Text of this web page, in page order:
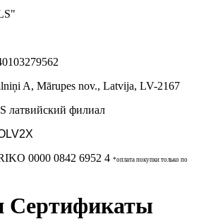
A, Mārupes nov., Latvija, LV-2167
латвийский филиал
0000 0842 6952 4 *оплата покупки только по